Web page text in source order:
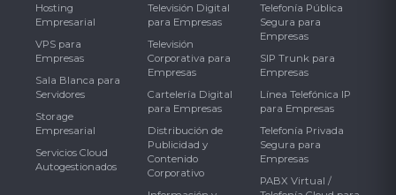
Hosting
Empresarial
VPS para
Empresas
Sala Blanca para
Servidores
Storage
Empresarial
Servicios Cloud
Autogestionados
Televisión Digital
para Empresas
Televisión
Corporativa para
Empresas
Cartelería Digital
para Empresas
Distribución de
Publicidad y
Contenido
Corporativo
Telefonía Pública
Segura para
Empresas
SIP Trunk para
Empresas
Línea Telefónica IP
para Empresas
Telefonía Privada
Segura para
Empresas
PABX Virtual /